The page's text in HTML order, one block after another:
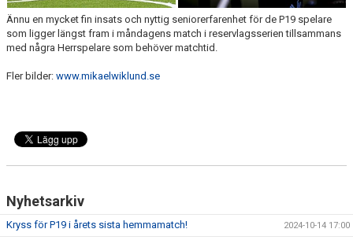
Ännu en mycket fin insats och nyttig seniorerfarenhet för de P19 spelare
som ligger längst fram i måndagens match i reservlagsserien tillsammans
med några Herrspelare som behöver matchtid.
Fler bilder: www.mikaelwiklund.se
Nyhetsarkiv
Kryss för P19 i årets sista hemmamatch! 2024-10-14 17:00